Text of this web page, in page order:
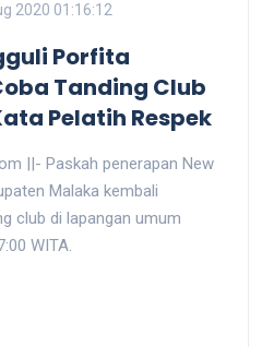
2020 01:16:12
Porfita
Tanding Club
Pelatih Respek
||- Paskah penerapan New
Malaka kembali
club di lapangan umum
WITA.